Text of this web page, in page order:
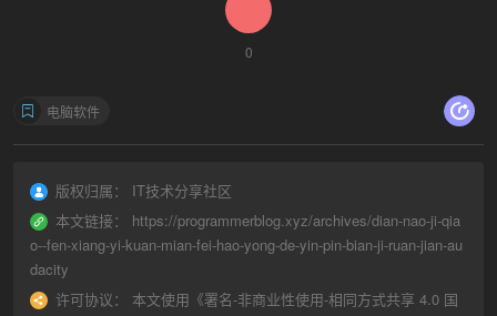
0
电脑软件
版权归属：
IT技术分享社区
本文链接：
https://programmerblog.xyz/archives/dian-nao-ji-qia
o--fen-xiang-yi-kuan-mian-fei-hao-yong-de-yin-pin-bian-ji-ruan-jian-au
dacity
许可协议：
本文使用《署名-非商业性使用-相同方式共享 4.0 国